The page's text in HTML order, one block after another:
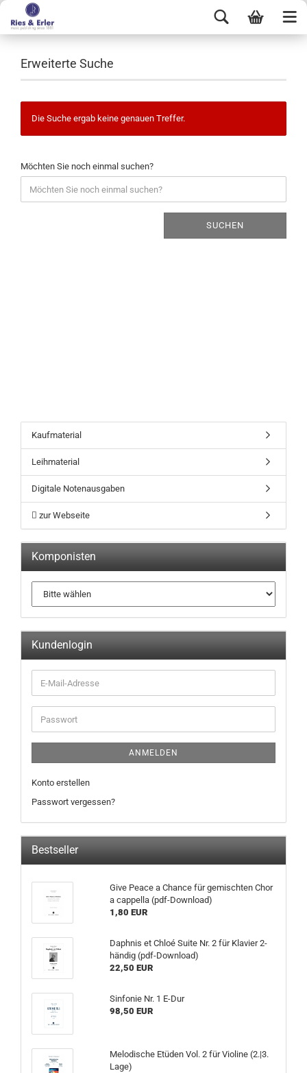
Erweiterte Suche
Die Suche ergab keine genauen Treffer.
Möchten Sie noch einmal suchen?
SUCHEN
Kaufmaterial
Leihmaterial
Digitale Notenausgaben
zur Webseite
Komponisten
Kundenlogin
ANMELDEN
Konto erstellen
Passwort vergessen?
Bestseller
Give Peace a Chance für gemischten Chor
a cappella (pdf-Download)
1,80 EUR
Daphnis et Chloé Suite Nr. 2 für Klavier 2-
händig (pdf-Download)
22,50 EUR
Sinfonie Nr. 1 E-Dur
98,50 EUR
Melodische Etüden Vol. 2 für Violine (2.|3.
Lage)